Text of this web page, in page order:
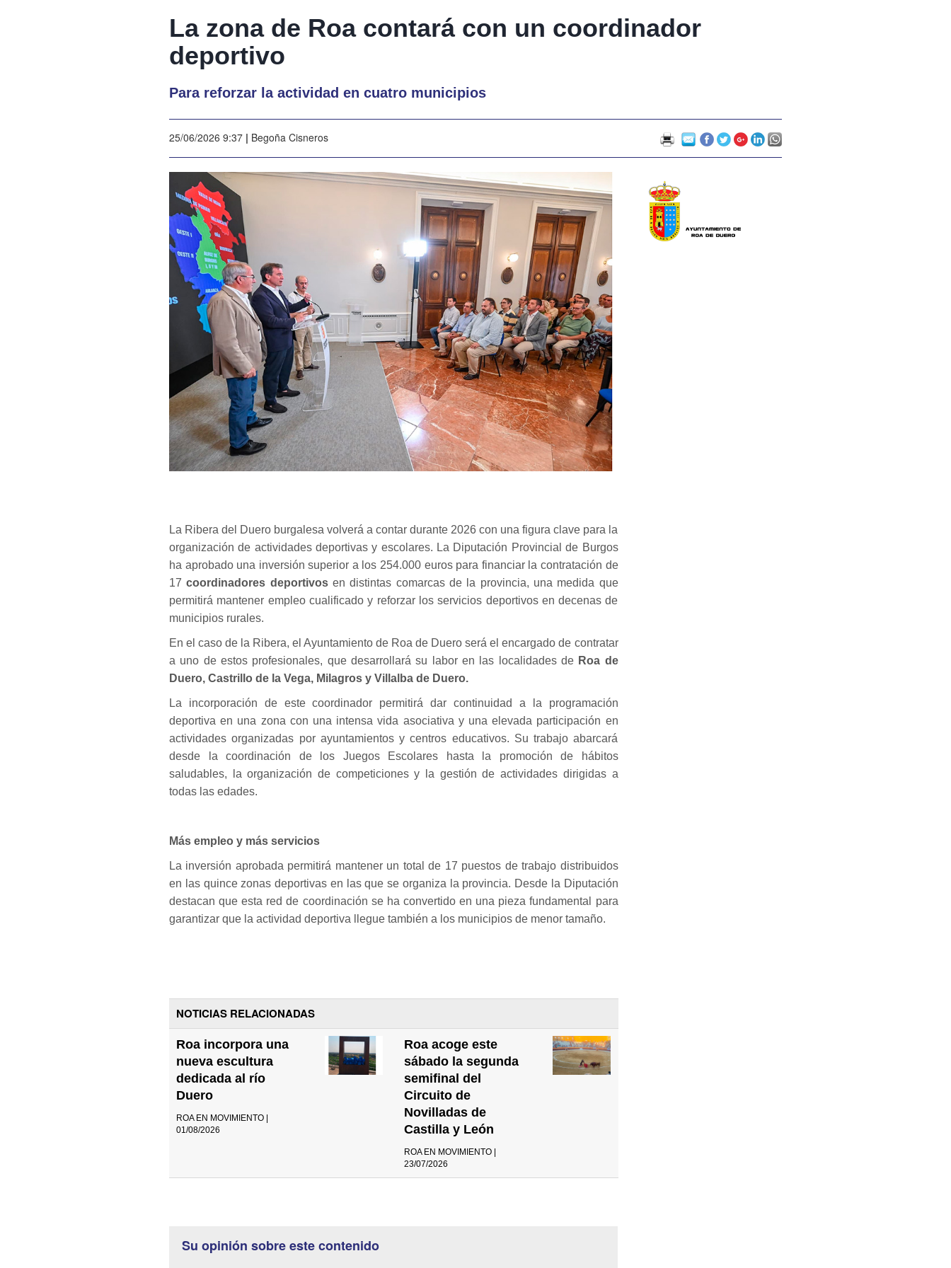
La zona de Roa contará con un coordinador
deportivo
Para reforzar la actividad en cuatro municipios
25/06/2026 9:37 | Begoña Cisneros
La Ribera del Duero burgalesa volverá a contar durante 2026 con una figura clave para la
organización de actividades deportivas y escolares. La Diputación Provincial de Burgos
ha aprobado una inversión superior a los 254.000 euros para financiar la contratación de
17coordinadores deportivosen distintas comarcas de la provincia, una medida que
permitirá mantener empleo cualificado y reforzar los servicios deportivos en decenas de
municipios rurales.
En el caso de la Ribera, el Ayuntamiento de Roa de Duero será el encargado de contratar
a uno de estos profesionales, que desarrollará su labor en las localidades de Roa de
Duero, Castrillo de la Vega, Milagros y Villalba de Duero.
La incorporación de este coordinador permitirá dar continuidad a la programación
deportiva en una zona con una intensa vida asociativa y una elevada participación en
actividades organizadas por ayuntamientos y centros educativos. Su trabajo abarcará
desde la coordinación de los Juegos Escolares hasta la promoción de hábitos
saludables, la organización de competiciones y la gestión de actividades dirigidas a
todas las edades.
Más empleo y más servicios
La inversión aprobada permitirá mantener un total de 17 puestos de trabajo distribuidos
en las quince zonas deportivas en las que se organiza la provincia. Desde la Diputación
destacan que esta red de coordinación se ha convertido en una pieza fundamental para
garantizar que la actividad deportiva llegue también a los municipios de menor tamaño.
NOTICIAS RELACIONADAS
Roa incorpora una
nueva escultura
dedicada al río
Duero
ROA EN MOVIMIENTO |
01/08/2026
Roa acoge este
sábado la segunda
semifinal del
Circuito de
Novilladas de
Castilla y León
ROA EN MOVIMIENTO |
23/07/2026
Su opinión sobre este contenido